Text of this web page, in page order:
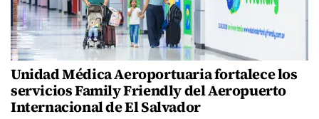
Unidad Médica Aeroportuaria fortalece los
servicios Family Friendly del Aeropuerto
Internacional de El Salvador